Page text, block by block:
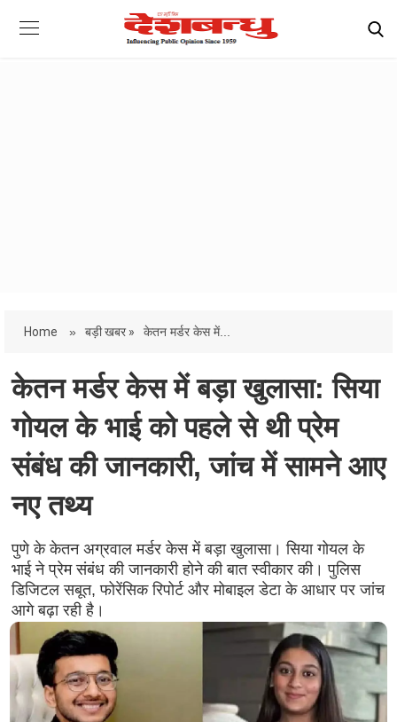
Home » बड़ी खबर » केतन मर्डर केस में...
केतन मर्डर केस में बड़ा खुलासा: सिया
गोयल के भाई को पहले से थी प्रेम
संबंध की जानकारी, जांच में सामने आए
नए तथ्य
पुणे के केतन अग्रवाल मर्डर केस में बड़ा खुलासा। सिया गोयल के
भाई ने प्रेम संबंध की जानकारी होने की बात स्वीकार की। पुलिस
डिजिटल सबूत, फोरेंसिक रिपोर्ट और मोबाइल डेटा के आधार पर जांच
आगे बढ़ा रही है।